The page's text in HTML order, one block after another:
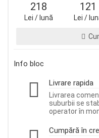
218
Lei / lună
121
Lei /
Info bloc
Livrare rapida
Livrarea
suburbii se
operator în
Cumpără în